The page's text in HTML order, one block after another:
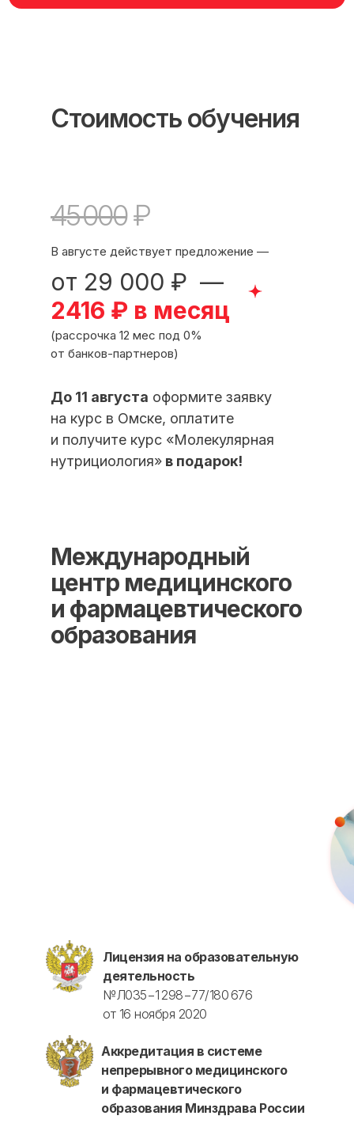
Стоимость обучения
45 000₽
(рассрочка 12 мес под 0%
от банков-партнеров)
В августе действует предложение —
2416 ₽ в месяц
от 29 000 ₽ —
До 11 августа оформите заявку
на курс в Омске, оплатите
и получите курс «Молекулярная
нутрициология» в подарок!
Международный
центр медицинского
и фармацевтического
образования
Лицензия на образовательную
деятельность
№Л035−1 298−77/180 676
от 16 ноября 2020
Аккредитация в системе
непрерывного медицинского
и фармацевтического
образования Минздрава России
© 2026 ООО «МЦ МФО» МОСКВА
Международный центр медицинского
и фармацевтического образования
Соглашение о конфиденциальности
Проверить лицензию
ИНН/КПП 9702021368/770201001
ОГРН 1207700292690
8 800 444 10 82
info@kursmedik.ru
Повышение квалификации
Новые курсы
Неврология
Эндокринология
Детская нутрициология
Молекулярная нутрициология
О нашем центре
рекомендациям на портале НМО